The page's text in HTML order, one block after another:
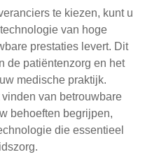
te kiezen, kunt u
van hoge
prestaties levert. Dit
de patiëntenzorg en het
medische praktijk.
van betrouwbare
behoeften begrijpen,
die essentieel